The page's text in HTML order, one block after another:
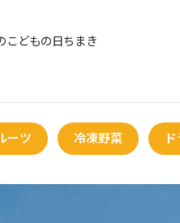
こどもの日ちまき
ーツ 冷凍野菜